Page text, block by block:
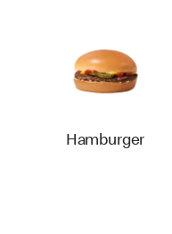
Hamburger